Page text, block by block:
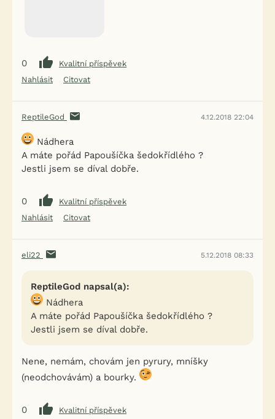
0
Kvalitní příspěvek
Nahlásit
Citovat
ReptileGod 4.12.2018 22:04
Nádhera
A máte pořád Papoušíčka šedokřídlého ?
Jestli jsem se díval dobře.
0
Kvalitní příspěvek
Nahlásit
Citovat
eli22 5.12.2018 08:33
ReptileGod napsal(a):
Nádhera
A máte pořád Papoušíčka šedokřídlého ?
Jestli jsem se díval dobře.
Nene, nemám, chovám jen pyrury, mníšky
(neodchovávám) a bourky.
0 Kvalitní příspěvek